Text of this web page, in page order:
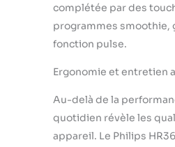
complétée par des
programmes smoothie,
fonction pulse.
Ergonomie et entretien
Au-delà de la
quotidien révèle les
appareil. Le Philips